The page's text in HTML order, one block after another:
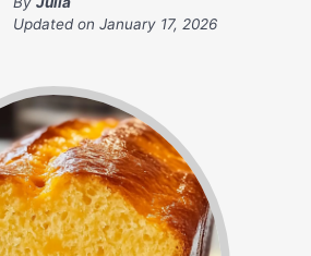
Updated on January 17, 2026